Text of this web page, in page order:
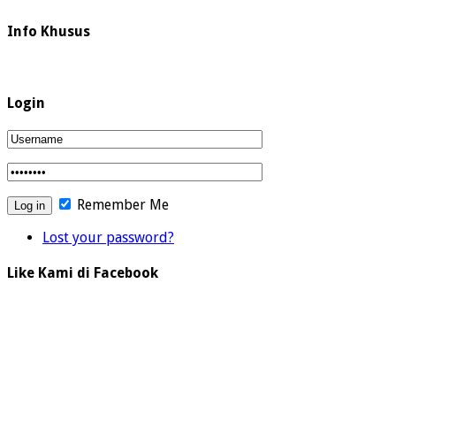
Info Khusus
Login
Remember Me
Lost your password?
Like Kami di Facebook